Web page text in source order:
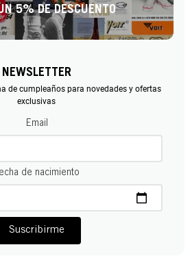
5% DE DESCUENTO
NEWSLETTER
de cumpleaños para novedades y ofertas
exclusivas
Email
de nacimiento
Suscribirme